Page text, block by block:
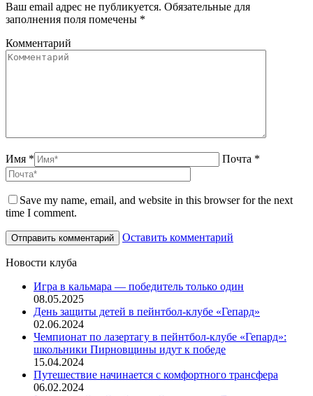
Ваш email адрес не публикуется. Обязательные для
заполнения поля помечены *
Комментарий
Имя * Почта *
Save my name, email, and website in this browser for the next
time I comment.
Оставить комментарий
Новости клуба
Игра в кальмара — победитель только один
08.05.2025
День защиты детей в пейнтбол-клубе «Гепард»
02.06.2024
Чемпионат по лазертагу в пейнтбол-клубе «Гепард»:
школьники Пирновщины идут к победе
15.04.2024
Путешествие начинается с комфортного трансфера
06.02.2024